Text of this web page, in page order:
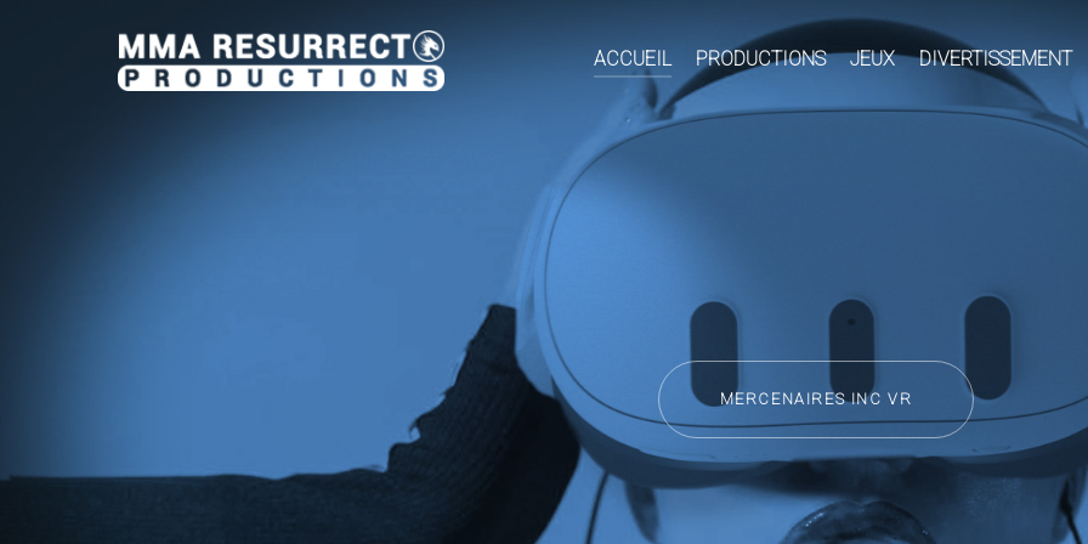
ACCUEIL PRODUCTIONS JEUX DIVERTISSEMENT
MERCENAIRES INC VR